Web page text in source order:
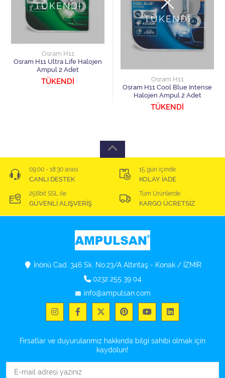
TÜKENDİ
Osram H11
Osram H11 Ultra Life Halojen
Ampul 2 Adet
TÜKENDİ
TÜKENDİ
Osram H11
Osram H11 Cool Blue Intense
Halojen Ampul 2 Adet
TÜKENDİ
09:00 - 18:30 arası
CANLI DESTEK
15 gün içinde
KOLAY İADE
256bit SSL ile
GÜVENLİ ALIŞVERİŞ
Tüm Ürünlerde
KARGO ÜCRETSİZ
İnönü Cad. 346 Sk. No:23/A Altıntaş - Konak / İZMİR
0232 255 39 04
info@ampulsan.com
Fırsatlar ve duyurularımız hakkında bilgi sahibi olmak için
kaydolun!